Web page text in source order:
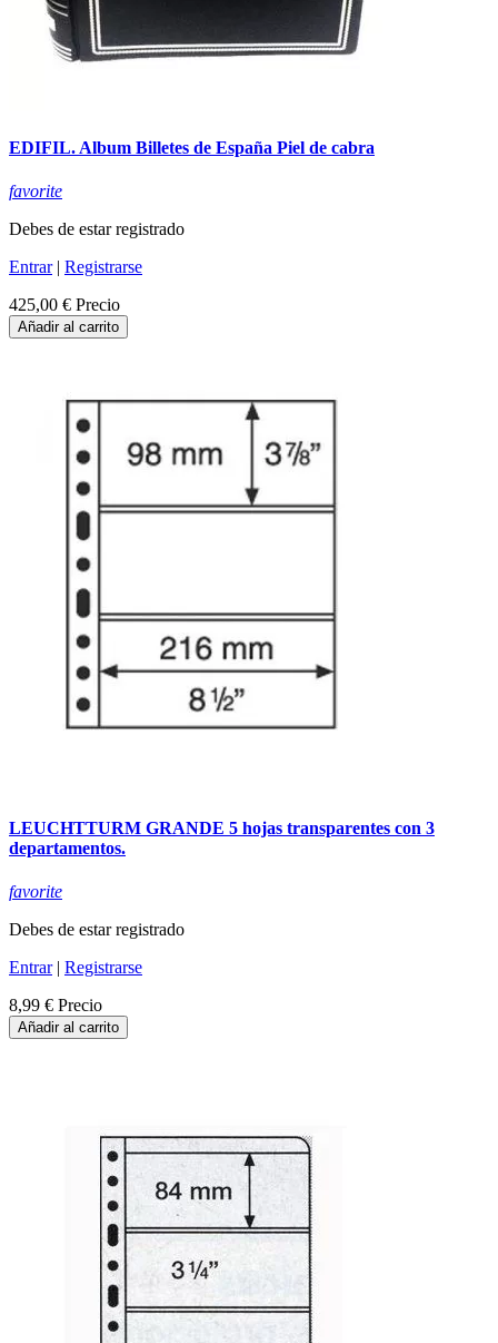
EDIFIL. Album Billetes de España Piel de cabra
favorite
Debes de estar registrado
Entrar| Registrarse
425,00 € Precio
Añadir al carrito
LEUCHTTURM GRANDE 5 hojas transparentes con 3
departamentos.
favorite
Debes de estar registrado
Entrar| Registrarse
8,99 € Precio
Añadir al carrito